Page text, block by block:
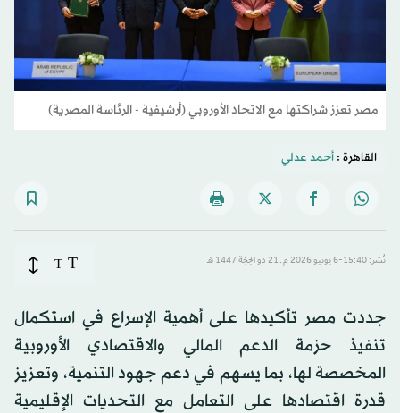
مصر تعزز شراكتها مع الاتحاد الأوروبي (أرشيفية - الرئاسة المصرية)
القاهرة :أحمد عدلي
نُشر: 15:40-6 يونيو 2026 م ـ 21 ذو الحِجّة 1447 هـ T
T
جددت مصر تأكيدها على أهمية الإسراع في استكمال
تنفيذ حزمة الدعم المالي والاقتصادي الأوروبية
المخصصة لها، بما يسهم في دعم جهود التنمية، وتعزيز
قدرة اقتصادها على التعامل مع التحديات الإقليمية